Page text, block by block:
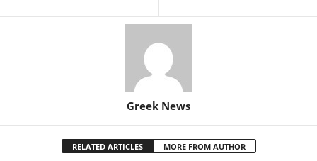
Greek News
RELATED ARTICLES MORE FROM AUTHOR